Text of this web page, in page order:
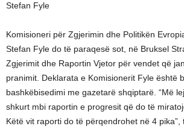
Stefan Fyle
Komisioneri për Zgjerimin dhe Politikën
Stefan Fyle do të paraqesë sot, në Bruksel
Zgjerimit dhe Raportin Vjetor për vendet që
pranimit. Deklarata e Komisionerit Fyle është
bashkëbisedimi me gazetarë shqiptarë. “Më
shkurt mbi raportin e progresit që do të
Këtë vit raporti do të përqendrohet në 4 pika”,